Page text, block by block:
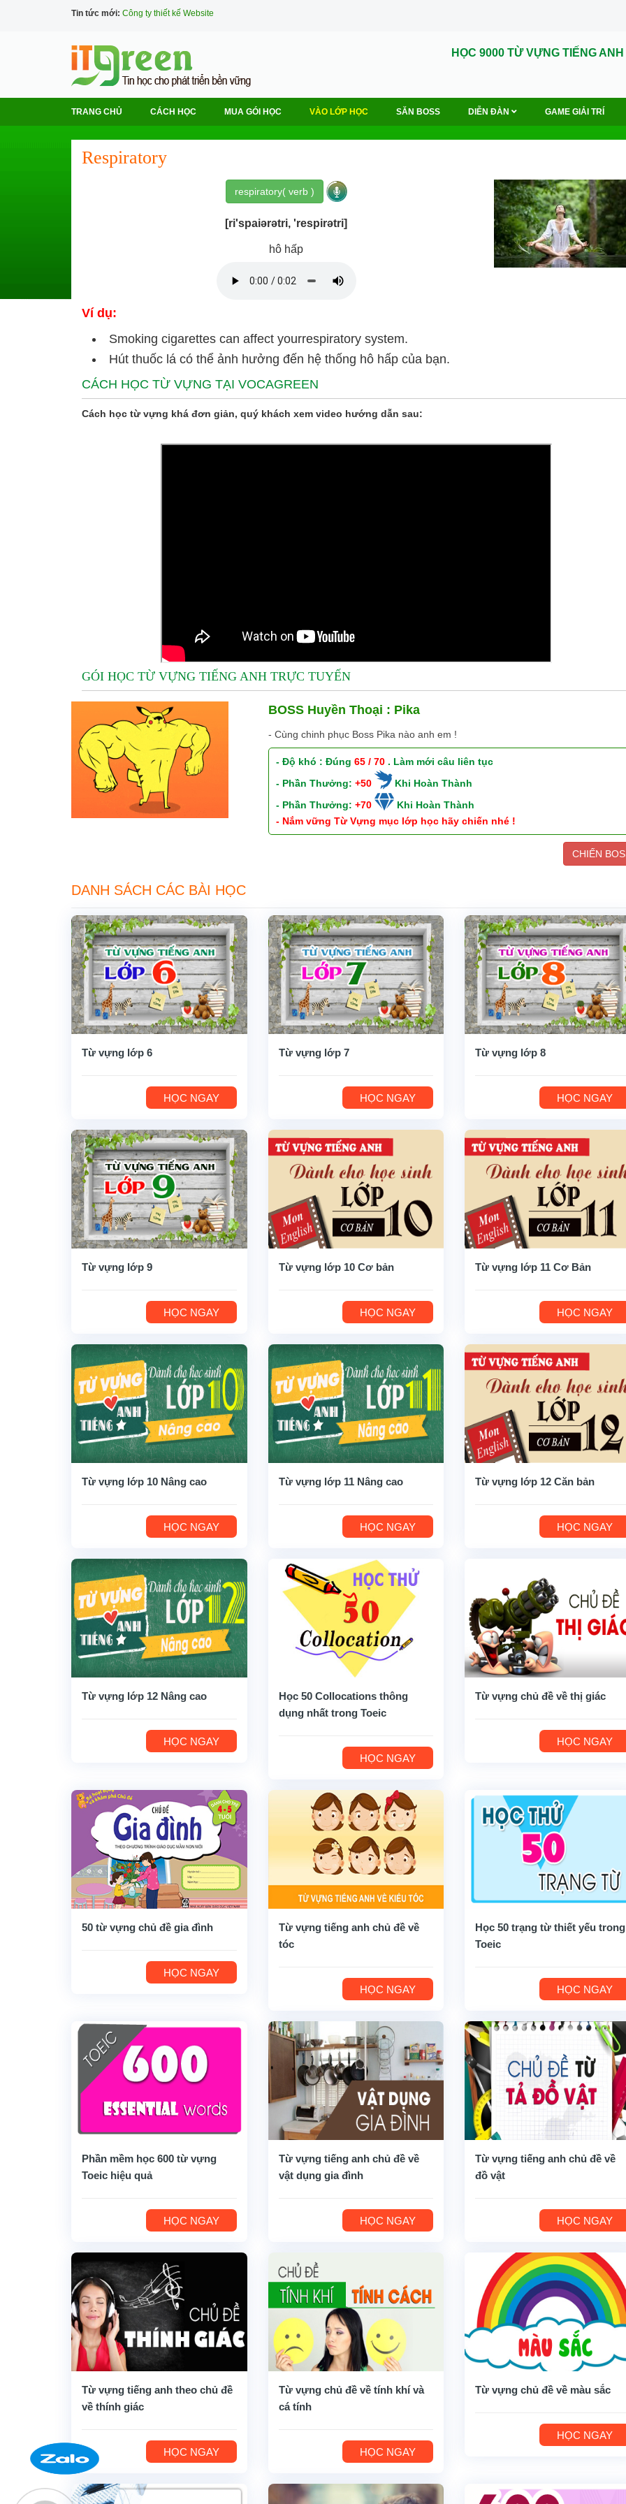
Tin tức mới: Công ty thiết kế Website
HỌC 9000 TỪ VỰNG TIẾNG ANH
TRANG CHỦ CÁCH HỌC MUA GÓI HỌC VÀO LỚP HỌC SĂN BOSS DIỄN ĐÀN GAME GIẢI TRÍ
Respiratory
respiratory( verb )
[ri'spaiərətri, 'respirətri]
hô hấp
Ví dụ:
Smoking cigarettes can affect yourrespiratory system.
Hút thuốc lá có thể ảnh hưởng đến hệ thống hô hấp của bạn.
CÁCH HỌC TỪ VỰNG TẠI VOCAGREEN
Cách học từ vựng khá đơn giản, quý khách xem video hướng dẫn sau:
GÓI HỌC TỪ VỰNG TIẾNG ANH TRỰC TUYẾN
BOSS Huyền Thoại : Pika
- Cùng chinh phục Boss Pika nào anh em !
- Độ khó : Đúng 65 / 70. Làm mới câu liên tục
- Phần Thưởng: +50
Khi Hoàn Thành
- Phần Thưởng: +70
Khi Hoàn Thành
- Nắm vững Từ Vựng mục lớp học hãy chiến nhé !
CHIẾN
DANH SÁCH CÁC BÀI HỌC
Từ vựng lớp 6
HỌC NGAY
Từ vựng lớp 7
HỌC NGAY
Từ vựng lớp 8
HỌC NGAY
Từ vựng lớp 9
HỌC NGAY
Từ vựng lớp 10 Cơ bản
HỌC NGAY
Từ vựng lớp 11 Cơ Bản
HỌC NGAY
Từ vựng lớp 10 Nâng cao
HỌC NGAY
Từ vựng lớp 11 Nâng cao
HỌC NGAY
Từ vựng lớp 12 Căn bản
HỌC NGAY
Từ vựng lớp 12 Nâng cao
HỌC NGAY
Học 50 Collocations thông
dụng nhất trong Toeic
HỌC NGAY
Từ vựng chủ đề về thị giác
HỌC NGAY
50 từ vựng chủ đề gia đình
HỌC NGAY
Từ vựng tiếng anh chủ đề về
tóc
HỌC NGAY
Học 50 trạng từ thiết yếu trong
Toeic
HỌC NGAY
Phần mềm học 600 từ vựng
Toeic hiệu quả
HỌC NGAY
Từ vựng tiếng anh chủ đề về
vật dụng gia đình
HỌC NGAY
Từ vựng tiếng anh chủ đề về
đồ vật
HỌC NGAY
Từ vựng tiếng anh theo chủ đề
về thính giác
HỌC NGAY
Từ vựng chủ đề về tính khí và
cá tính
HỌC NGAY
Từ vựng chủ đề về màu sắc
HỌC NGAY